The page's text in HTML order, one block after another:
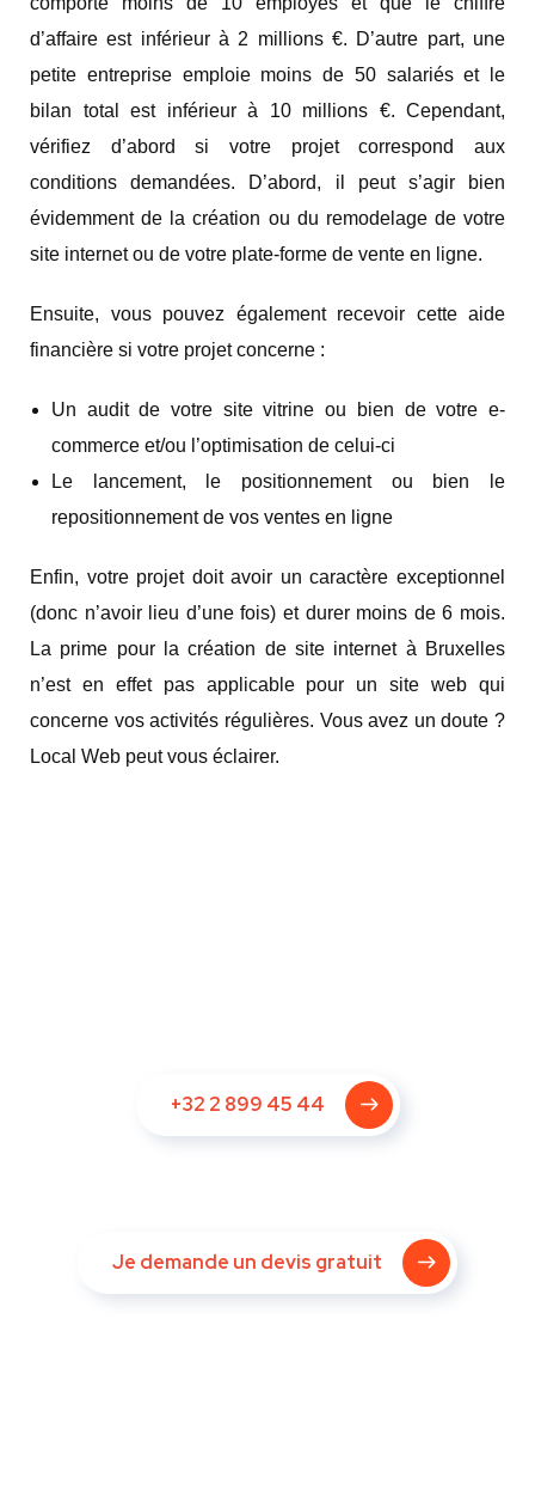
d’affaire est inférieur à 2 millions €. D’autre part, une
petite entreprise emploie moins de 50 salariés et le
bilan total est inférieur à 10 millions €. Cependant,
vérifiez d’abord si votre projet correspond aux
conditions demandées. D’abord, il peut s’agir bien
évidemment de la création ou du remodelage de votre
site internet ou de votre plate-forme de vente en ligne.
Ensuite, vous pouvez également recevoir cette aide
financière si votre projet concerne :
Un audit de votre site vitrine ou bien de votre e-
commerce et/ou l’optimisation de celui-ci
Le lancement, le positionnement ou bien le
repositionnement de vos ventes en ligne
Enfin, votre projet doit avoir un caractère exceptionnel
(donc n’avoir lieu d’une fois) et durer moins de 6 mois.
La prime pour la création de site internet à Bruxelles
n’est en effet pas applicable pour un site web qui
concerne vos activités régulières. Vous avez un doute ?
Local Web peut vous éclairer.
+32 2 899 45 44
Je demande un devis gratuit